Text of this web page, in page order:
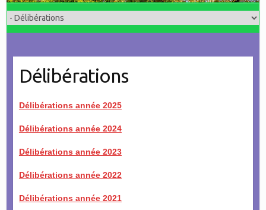
Délibérations
Délibérations année 2025
Délibérations année 2024
Délibérations année 2023
Délibérations année 2022
Délibérations année 2021